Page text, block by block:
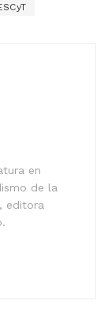
en
de la
editora